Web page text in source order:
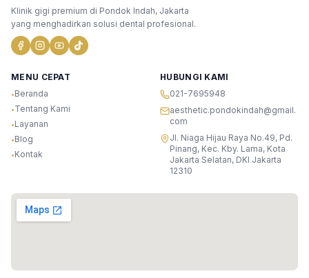
Klinik gigi premium di Pondok Indah, Jakarta
yang menghadirkan solusi dental profesional.
MENU CEPAT
•Beranda
•Tentang Kami
•Layanan
•Blog
•Kontak
HUBUNGI KAMI
021-7695948
aesthetic.pondokindah@gmail.
com
Jl. Niaga Hijau Raya No.49, Pd.
Pinang, Kec. Kby. Lama, Kota
Jakarta Selatan, DKI Jakarta
12310